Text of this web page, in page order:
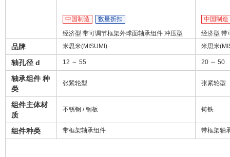
中国制造
数量折扣
经济型 带可调节框架外球面轴承组件 冲压型
中国制造
经济型 带
品牌 米思米(MISUMI) 米思米
轴孔径 d 12 ～ 55 20 ～ 50
轴承组件 种
类
张紧轮型 张紧轮型
组件主体材
质
不锈钢 / 钢板 铸铁
组件种类 带框架轴承组件 带框架轴